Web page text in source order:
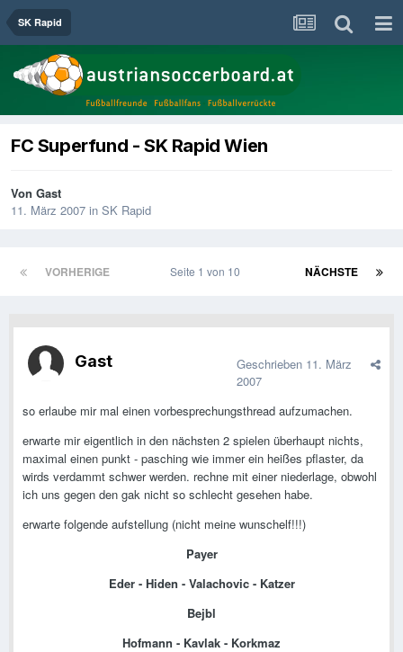
SK Rapid
FC Superfund - SK Rapid Wien
Von Gast
11. März 2007 in SK Rapid
VORHERIGE NÄCHSTE
Seite 1 von 10
Gast Geschrieben 11. März
2007
so erlaube mir mal einen vorbesprechungsthread aufzumachen.
erwarte mir eigentlich in den nächsten 2 spielen überhaupt nichts,
maximal einen punkt - pasching wie immer ein heißes pflaster, da
wirds verdammt schwer werden. rechne mit einer niederlage, obwohl
ich uns gegen den gak nicht so schlecht gesehen habe.
erwarte folgende aufstellung (nicht meine wunschelf!!!)
Payer
Eder - Hiden - Valachovic - Katzer
Bejbl
Hofmann - Kavlak - Korkmaz